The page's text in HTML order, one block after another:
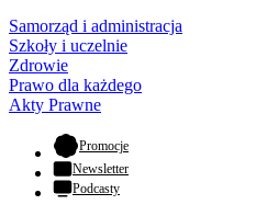
Samorząd i administracja
Szkoły i uczelnie
Zdrowie
Prawo dla każdego
Akty Prawne
Promocje- otwiera się w nowej karcie
Newsletter
Podcasty